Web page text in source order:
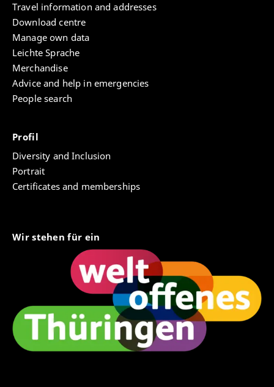
Travel information and addresses
Download centre
Manage own data
Leichte Sprache
Merchandise
Advice and help in emergencies
People search
Profil
Diversity and Inclusion
Portrait
Certificates and memberships
Wir stehen für ein